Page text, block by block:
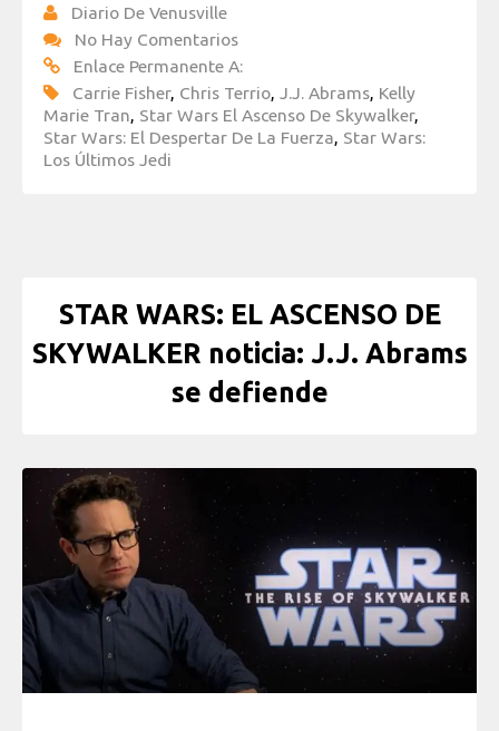
Diario De Venusville
No Hay Comentarios
Enlace Permanente A:
Carrie Fisher, Chris Terrio, J.J. Abrams, Kelly
Marie Tran, Star Wars El Ascenso De Skywalker,
Star Wars: El Despertar De La Fuerza, Star Wars:
Los Últimos Jedi
STAR WARS: EL ASCENSO DE
SKYWALKER noticia: J.J. Abrams
se defiende